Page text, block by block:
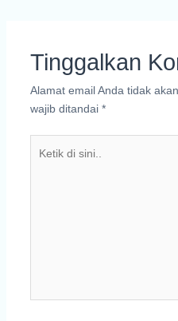
Tinggalkan
Alamat email Anda tidak
wajib ditandai *